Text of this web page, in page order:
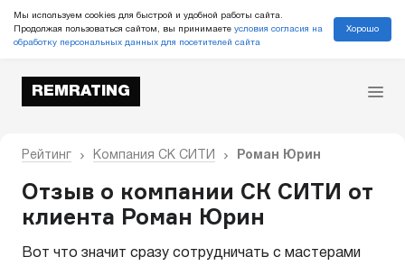
Мы используем cookies для быстрой и удобной работы сайта.
Продолжая пользоваться сайтом, вы принимаете условия согласия на
обработку персональных данных для посетителей сайта
Хорошо
REMRATING
Рейтинг Компания СК СИТИ Роман Юрин
Отзыв о компании СК СИТИ от
клиента Роман Юрин
Вот что значит сразу сотрудничать с мастерами